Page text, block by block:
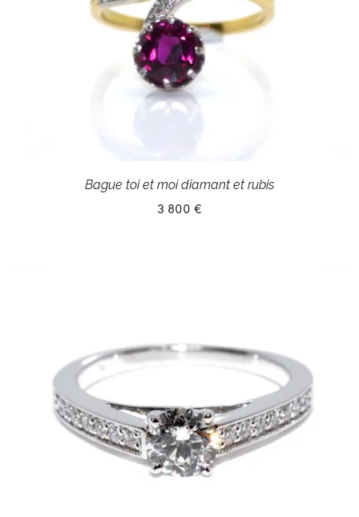
Bague toi et moi diamant et rubis
3 800 €